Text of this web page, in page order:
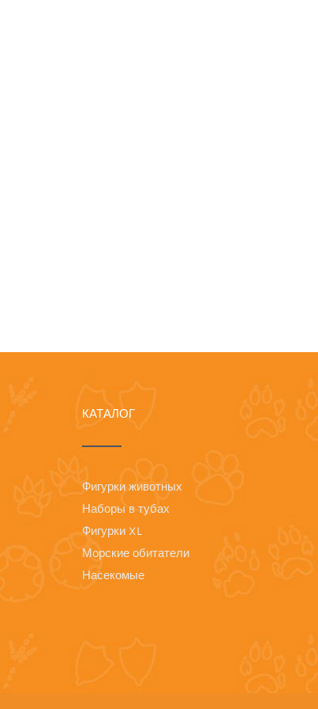
КАТАЛОГ
Фигурки животных
Наборы в тубах
Фигурки XL
Морские обитатели
Насекомые